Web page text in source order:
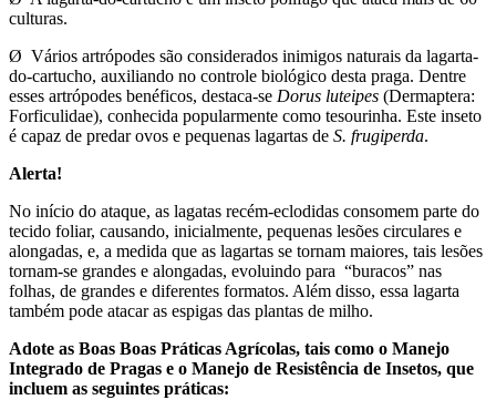
culturas.
Ø Vários artrópodes são considerados inimigos naturais da lagarta-
do-cartucho, auxiliando no controle biológico desta praga. Dentre
esses artrópodes benéficos, destaca-se Dorus luteipes (Dermaptera:
Forficulidae), conhecida popularmente como tesourinha. Este inseto
é capaz de predar ovos e pequenas lagartas de S. frugiperda.
Alerta!
No início do ataque, as lagatas recém-eclodidas consomem parte do
tecido foliar, causando, inicialmente, pequenas lesões circulares e
alongadas, e, a medida que as lagartas se tornam maiores, tais lesões
tornam-se grandes e alongadas, evoluindo para “buracos” nas
folhas, de grandes e diferentes formatos. Além disso, essa lagarta
também pode atacar as espigas das plantas de milho.
Adote as Boas Boas Práticas Agrícolas, tais como o Manejo
Integrado de Pragas e o Manejo de Resistência de Insetos, que
incluem as seguintes práticas: